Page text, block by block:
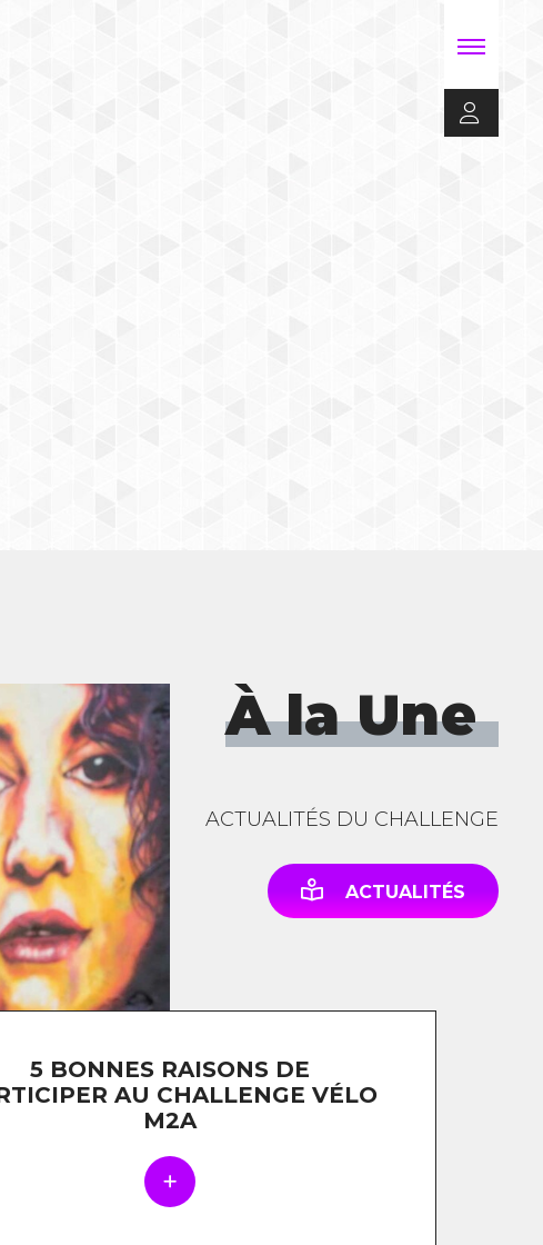
5 BONNES RAISONS DE
AU CHALLENGE VÉLO
M2A
À la Une
ACTUALITÉS DU CHALLENGE
ACTUALITÉS